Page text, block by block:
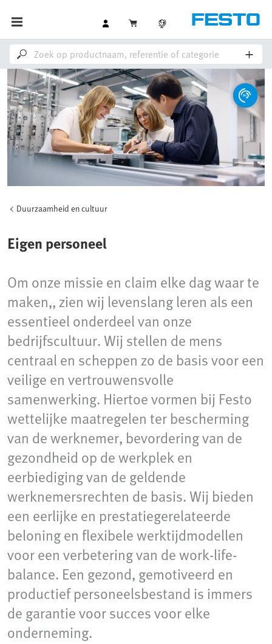
Duurzaamheid en cultuur
Eigen personeel
Om onze missie en claim elke dag waar te
maken,, zien wij levenslang leren als een
essentieel onderdeel van onze
bedrijfscultuur. Wij stellen de mens
centraal en scheppen zo de basis voor een
veilige en vertrouwensvolle
samenwerking. Hiertoe vormen bij Festo
wettelijke maatregelen ter bescherming
van de werknemer, bevordering van de
gezondheid op de werkplek en
eerbiediging van de geldende
werknemersrechten de basis. Wij bieden
een eerlijke en prestatiegerelateerde
beloning en flexibele werktijdmodellen
voor een verbetering van de work-life-
balance. Een gezond, gemotiveerd en
productief personeelsbestand is immers
de garantie voor succes voor elke
onderneming.